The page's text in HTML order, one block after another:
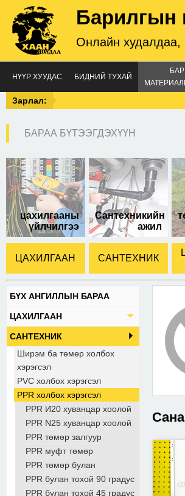
Барилгын
Онлайн худалдаа,
НҮҮР ХУУДАС БИДНИЙ ТУХАЙ
Зарлал:
БАРАА БҮТЭЭГДЭХҮҮН
цахилгааны
үйлчилгээ
Сантехникийн
ажил
ЦАХИЛГААН САНТЕХНИК
БҮХ АНГИЛЛЫН БАРАА
ЦАХИЛГААН
САНТЕХНИК
Ширэм ба төмөр холбох
хэрэгсэл
PVC холбох хэрэгсэл
PPR холбох хэрэгсэл
PPR И20 хуванцар хоолой
PPR N25 хуванцар хоолой
PPR төмөр залгуур
PPR муфт төмөр
PPR төмөр булан
PPR булан тохой 90 градус
PPR булан тохой 45 градус
SP
гэрэл
100